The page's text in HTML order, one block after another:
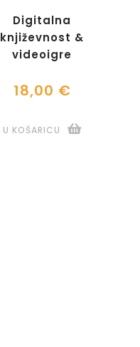
Digitalna
književnost &
videoigre
18,00 €
U KOŠARICU